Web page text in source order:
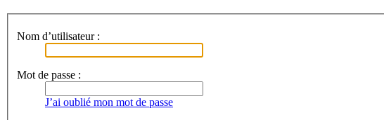
Nom d’utilisateur :
Mot de passe :
J’ai oublié mon mot de passe